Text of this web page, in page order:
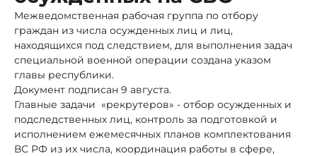
Межведомственная рабочая группа по отбору
граждан из числа осужденных лиц и лиц,
находящихся под следствием, для выполнения задач
специальной военной операции создана указом
главы республики.
Документ подписан 9 августа.
Главные задачи «рекрутеров» - отбор осужденных и
подследственных лиц, контроль за подготовкой и
исполнением ежемесячных планов комплектования
ВС РФ из их числа, координация работы в сфере,